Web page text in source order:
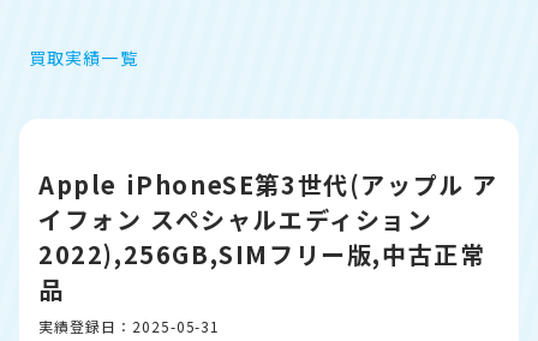
買取実績一覧
Apple iPhoneSE第3世代(アップル ア
イフォン スペシャルエディション
2022),256GB,SIMフリー版,中古正常
品
実績登録日：2025-05-31